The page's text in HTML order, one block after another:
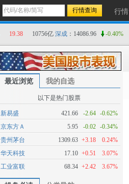
行情
19.38 10756亿 深成 ：14086.96 -0.40%
最近浏览 我的自选
以下是热门股票
新易盛 421.66 -2.64 -0.62%
京东方Ａ
5.95 -0.02 -0.34%
贵州茅台
1309.63 +3.18
0.24%
华天科技
17.10 +0.51
3.07%
工业富联
68.34 +2.42 3.67%